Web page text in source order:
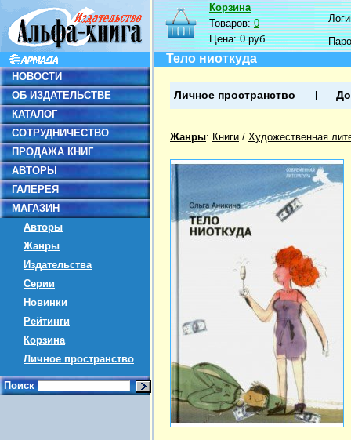
НОВОСТИ
ОБ ИЗДАТЕЛЬСТВЕ
КАТАЛОГ
СОТРУДНИЧЕСТВО
ПРОДАЖА КНИГ
АВТОРЫ
ГАЛЕРЕЯ
МАГАЗИН
Авторы
Жанры
Издательства
Серии
Новинки
Рейтинги
Корзина
Личное пространство
Поиск
Корзина
Товаров:0
Цена:0 руб.
Тело ниоткуда
Личное пространство
Жанры: Книги / Художественная